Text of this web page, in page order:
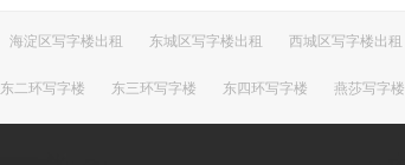
海淀区写字楼出租 东城区写字楼出租 西城区写字楼出租
东二环写字楼 东三环写字楼 东四环写字楼 燕莎写字楼